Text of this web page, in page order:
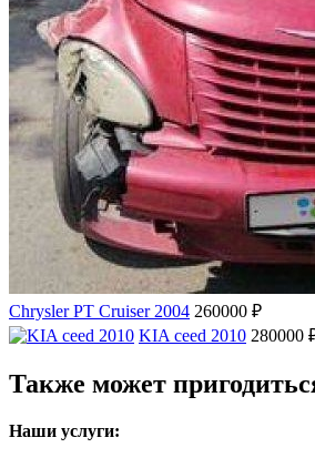
Chrysler PT Cruiser 2004 260000 ₽
KIA ceed 2010 280000
Также может
Наши услуги: